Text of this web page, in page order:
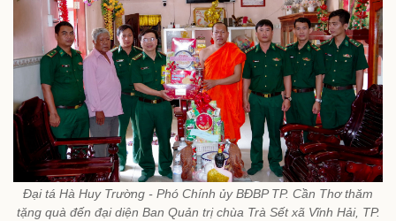
Đại tá Hà Huy Trường - Phó Chính ủy BĐBP TP. Cần Thơ thăm
tặng quà đến đại diện Ban Quản trị chùa Trà Sết xã Vĩnh Hải, TP.